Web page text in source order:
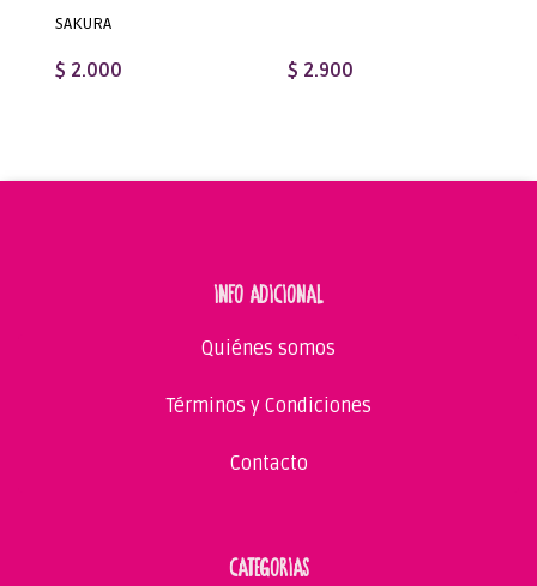
SAKURA
$ 2.000 $ 2.900
INFO ADICIONAL
Quiénes somos
Términos y Condiciones
Contacto
CATEGORIAS